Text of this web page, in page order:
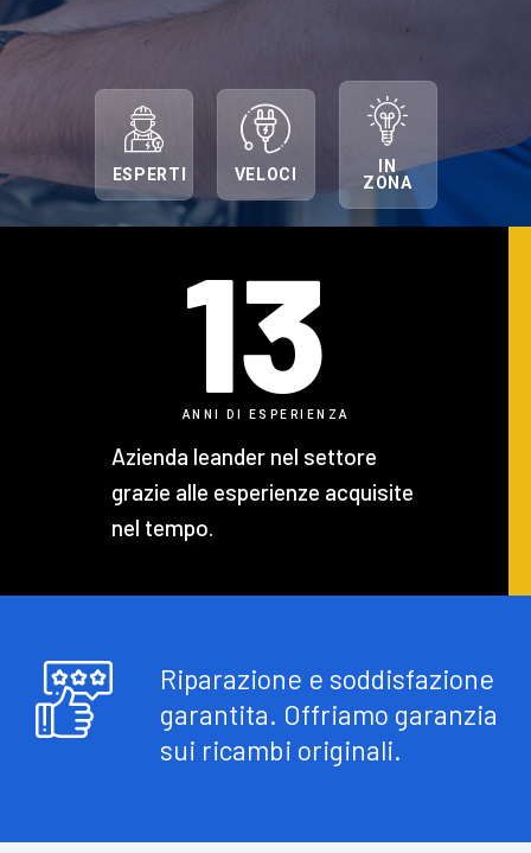
ESPERTI VELOCI
IN
ZONA
13
ANNI DI ESPERIENZA
Azienda leander nel settore
grazie alle esperienze acquisite
nel tempo.
Riparazione e soddisfazione
garantita. Offriamo garanzia
sui ricambi originali.